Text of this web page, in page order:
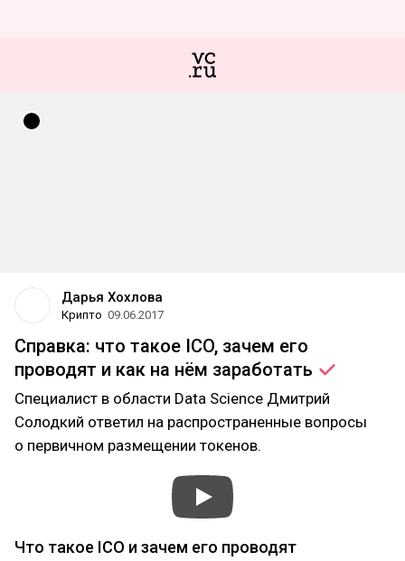
Дарья Хохлова
Крипто 09.06.2017
Справка: что такое ICO, зачем его
проводят и как на нём заработать
Специалист в области Data Science Дмитрий
Солодкий ответил на распространенные вопросы
о первичном размещении токенов.
Что такое ICO и зачем его проводят